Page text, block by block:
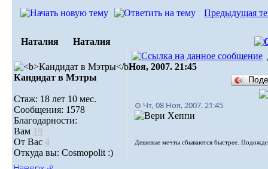
Предыдущая
Наталия Наталия
Кандидат в Мэтры
Стаж: 18 лет 10 мес.
Сообщения: 1578
Благодарности:
Вам 19
От Вас 4
Откуда вы: Cosmopolit :)
Ноя, 2007. 21:45
⊙ Чт, 08 Ноя, 2007. 21:45
Дешевые мечты сбываются быстрее.